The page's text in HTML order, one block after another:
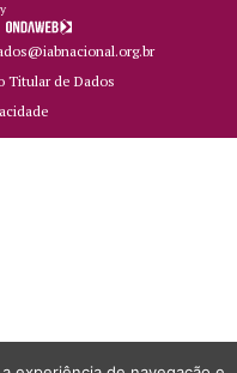
Titular de Dados